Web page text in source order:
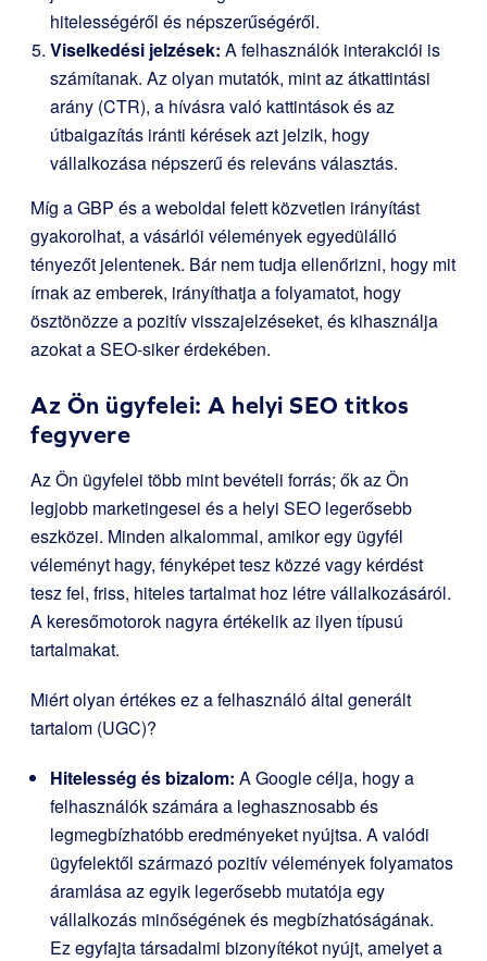
hitelességéről és népszerűségéről.
Viselkedési jelzések: A felhasználók interakciói is
számítanak. Az olyan mutatók, mint az átkattintási
arány (CTR), a hívásra való kattintások és az
útbaigazítás iránti kérések azt jelzik, hogy
vállalkozása népszerű és releváns választás.
Míg a GBP és a weboldal felett közvetlen irányítást
gyakorolhat, a vásárlói vélemények egyedülálló
tényezőt jelentenek. Bár nem tudja ellenőrizni, hogy mit
írnak az emberek, irányíthatja a folyamatot, hogy
ösztönözze a pozitív visszajelzéseket, és kihasználja
azokat a SEO-siker érdekében.
Az Ön ügyfelei: A helyi SEO titkos
fegyvere
Az Ön ügyfelei több mint bevételi forrás; ők az Ön
legjobb marketingesei és a helyi SEO legerősebb
eszközei. Minden alkalommal, amikor egy ügyfél
véleményt hagy, fényképet tesz közzé vagy kérdést
tesz fel, friss, hiteles tartalmat hoz létre vállalkozásáról.
A keresőmotorok nagyra értékelik az ilyen típusú
tartalmakat.
Miért olyan értékes ez a felhasználó által generált
tartalom (UGC)?
Hitelesség és bizalom: A Google célja, hogy a
felhasználók számára a leghasznosabb és
legmegbízhatóbb eredményeket nyújtsa. A valódi
ügyfelektől származó pozitív vélemények folyamatos
áramlása az egyik legerősebb mutatója egy
vállalkozás minőségének és megbízhatóságának.
Ez egyfajta társadalmi bizonyítékot nyújt, amelyet a